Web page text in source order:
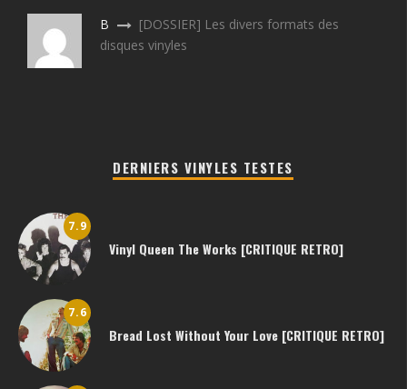
B
[DOSSIER] Les divers formats des
disques vinyles
DERNIERS VINYLES TESTES
7.9
Vinyl Queen The Works [CRITIQUE RETRO]
7.6
Bread Lost Without Your Love [CRITIQUE RETRO]